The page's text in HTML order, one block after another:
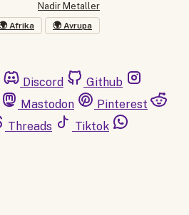
Nadir Metaller
Afrika 🌍 Avrupa
Discord
Github
Mastodon
Pinterest
Threads
Tiktok